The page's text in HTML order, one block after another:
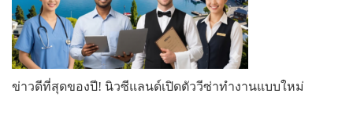
ข่าวดีที่สุดของปี! นิวซีแลนด์เปิดตัววีซ่าทำงานแบบใหม่